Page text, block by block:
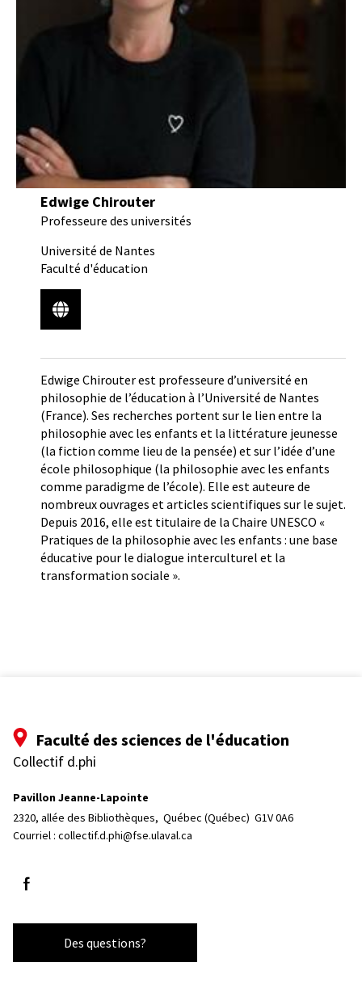
Edwige Chirouter
Professeure des universités
Université de Nantes
Faculté d'éducation
Edwige Chirouter est professeure d’université en
philosophie de l’éducation à l’Université de Nantes
(France). Ses recherches portent sur le lien entre la
philosophie avec les enfants et la littérature jeunesse
(la fiction comme lieu de la pensée) et sur l’idée d’une
école philosophique (la philosophie avec les enfants
comme paradigme de l’école). Elle est auteure de
nombreux ouvrages et articles scientifiques sur le sujet.
Depuis 2016, elle est titulaire de la Chaire UNESCO «
Pratiques de la philosophie avec les enfants : une base
éducative pour le dialogue interculturel et la
transformation sociale ».
Faculté des sciences de l'éducation
Collectif d.phi
Pavillon Jeanne-Lapointe
2320, allée des Bibliothèques, Québec (Québec)  G1V 0A6
Courriel : collectif.d.phi@fse.ulaval.ca
Suivez-nous sur Facebook
Des questions?